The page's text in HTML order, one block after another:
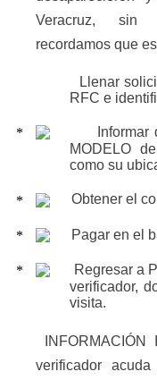
Veracruz, sin
recordamos que
Llenar
RFC e
MODELO
como su
Obtener el
Pagar en el
Regresar a
verificador,
visita.
INFORMACIÓN
verificador